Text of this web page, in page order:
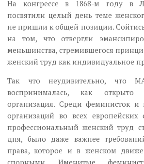
На конгрессе в 1868-м году в
посвятили целый день теме
не пришли к общей позиции.
на том, что отвергли
меньшинства, стремившегося
женский труд как индивидуальное
Так что неудивительно, что
воспринималась, как открыто
организация. Среди феминисток
организаций во всех европейских
профессиональный женский труд
дня, было даже важнее
права, которое и в женском
спорными. Именитые